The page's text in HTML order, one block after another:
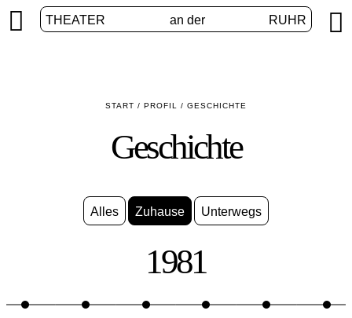
THEATER an der RUHR
 
START / PROFIL / GESCHICHTE
Geschichte
Alles Zuhause Unterwegs
1981